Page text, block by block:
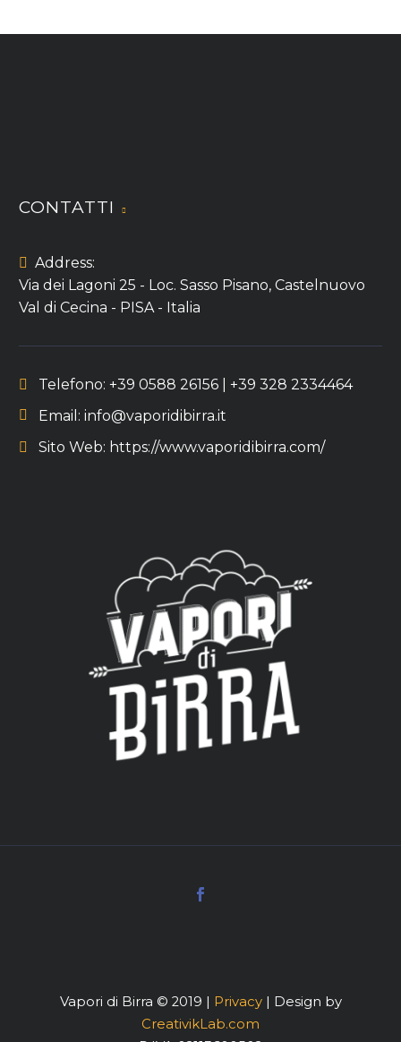
CONTATTI
Address:
Via dei Lagoni 25 - Loc. Sasso Pisano, Castelnuovo
Val di Cecina - PISA - Italia
Telefono: +39 0588 26156 | +39 328 2334464
Email: info@vaporidibirra.it
Sito Web: https://www.vaporidibirra.com/
Vapori di Birra © 2019 | Privacy| Design by
CreativikLab.com